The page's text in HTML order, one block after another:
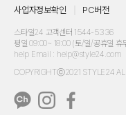
주소 : 서울시 강남구 논현로 633, 6
사업자등록번호 : 116-81-32499
통신판매업신고번호 : 제 2024-서
개인정보보호책임자 : 배기영
고객센터 1544-5336(평일
사업자정보확인 PC버전
스타일24 고객센터 1544-5336
평일 09:00~ 18:00 (토/일/공휴일 휴
help Email : help@style24.com
COPYRIGHTⓒ2021 STYLE24